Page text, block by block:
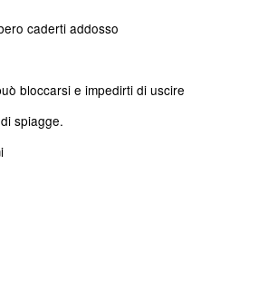
caderti addosso
bloccarsi e impedirti di uscire
spiagge.